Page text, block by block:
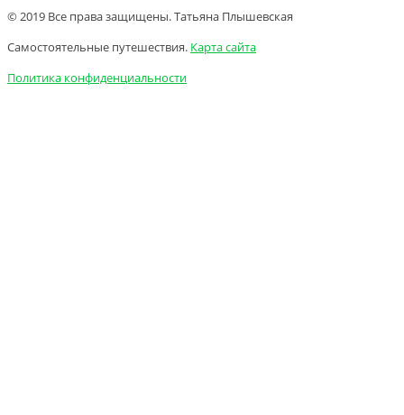
© 2019 Все права защищены. Татьяна Плышевская
Самостоятельные путешествия. Карта сайта
Политика конфиденциальности